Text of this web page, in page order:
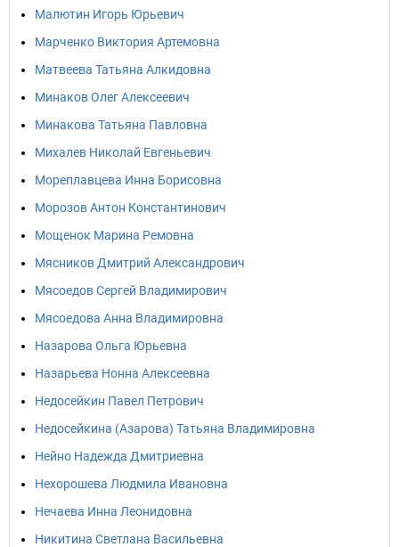
Малютин Игорь Юрьевич
Марченко Виктория Артемовна
Матвеева Татьяна Алкидовна
Минаков Олег Алексеевич
Минакова Татьяна Павловна
Михалев Николай Евгеньевич
Мореплавцева Инна Борисовна
Морозов Антон Константинович
Мощенок Марина Ремовна
Мясников Дмитрий Александрович
Мясоедов Сергей Владимирович
Мясоедова Анна Владимировна
Назарова Ольга Юрьевна
Назарьева Нонна Алексеевна
Недосейкин Павел Петрович
Недосейкина (Азарова) Татьяна Владимировна
Нейно Надежда Дмитриевна
Нехорошева Людмила Ивановна
Нечаева Инна Леонидовна
Никитина Светлана Васильевна